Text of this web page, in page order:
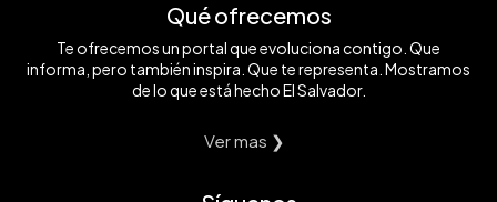
Qué ofrecemos
Te ofrecemos un portal que evoluciona contigo. Que
informa, pero también inspira. Que te representa. Mostramos
de lo que está hecho El Salvador.
Ver mas ❯